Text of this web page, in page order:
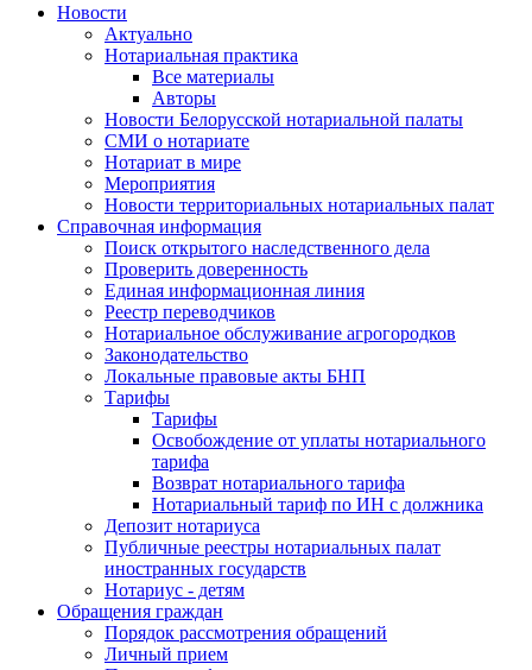
Новости
Актуально
Нотариальная практика
Все материалы
Авторы
Новости Белорусской нотариальной палаты
СМИ о нотариате
Нотариат в мире
Мероприятия
Новости территориальных нотариальных палат
Справочная информация
Поиск открытого наследственного дела
Проверить доверенность
Единая информационная линия
Реестр переводчиков
Нотариальное обслуживание агрогородков
Законодательство
Локальные правовые акты БНП
Тарифы
Тарифы
Освобождение от уплаты нотариального
тарифа
Возврат нотариального тарифа
Нотариальный тариф по ИН с должника
Депозит нотариуса
Публичные реестры нотариальных палат
иностранных государств
Нотариус - детям
Обращения граждан
Порядок рассмотрения обращений
Личный прием